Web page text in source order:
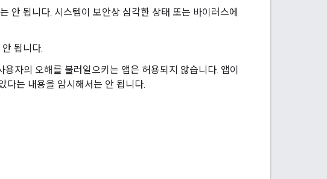
안 됩니다. 시스템이 보안상 심각한 상태 또는 바이러스에
됩니다.
자의 오해를 불러일으키는 앱은 허용되지 않습니다. 앱이
다는 내용을 암시해서는 안 됩니다.